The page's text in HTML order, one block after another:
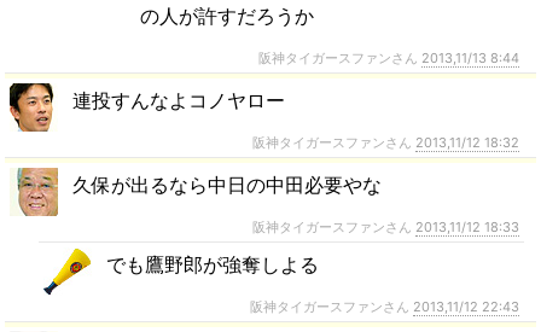
の人が許すだろうか
阪神タイガースファンさん 2013,11/13 8:44
連投すんなよコノヤロー
阪神タイガースファンさん 2013,11/12 18:32
久保が出るなら中日の中田必要やな
阪神タイガースファンさん 2013,11/12 18:33
でも鷹野郎が強奪しよる
阪神タイガースファンさん 2013,11/12 22:43